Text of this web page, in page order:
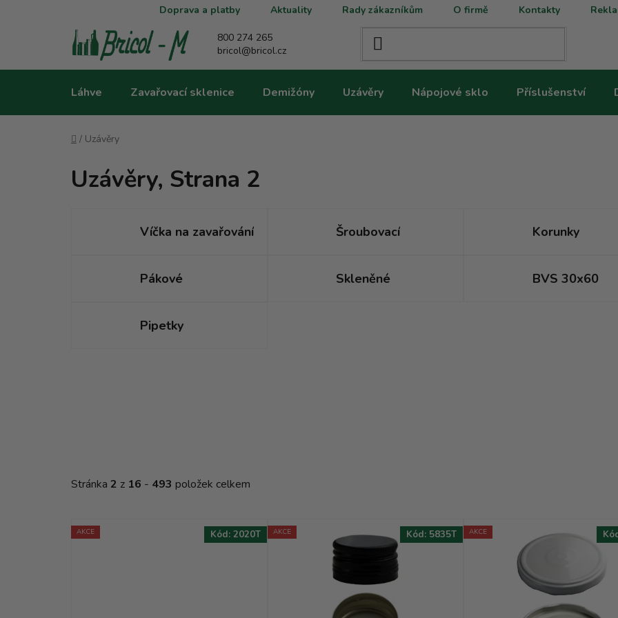
Doprava a platby Aktuality Rady zákazníkům O firmě Kontakty
800 274 265
bricol@bricol.cz
Láhve Zavařovací sklenice Demižóny Uzávěry Nápojové sklo Příslušenství
Domů
/ Uzávěry
Uzávěry, Strana 2
Víčka na zavařování Šroubovací Korunky
Pákové Skleněné BVS 30x60
Pipetky
Stránka 2 z 16 - 493 položek celkem
r
uAKCE Kód: 2020T AKCE Kód: 5835T AKCE